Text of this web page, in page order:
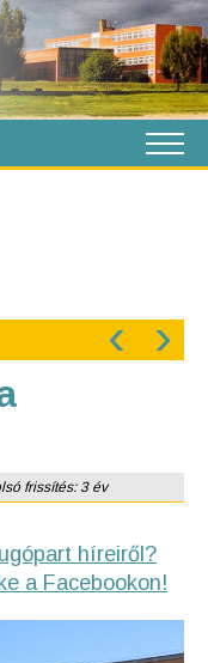
‹ ›
frissítés: 3 év
híreiről?
a Facebookon!